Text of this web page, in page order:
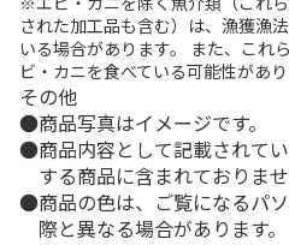
された加工品も含む）は、漁獲漁
いる場合があります。 また、これ
ビ・カニを食べている可能性があり
その他
商品写真はイメージです。
商品内容として記載されて
する商品に含まれておりませ
商品の色は、ご覧になるパ
際と異なる場合があります。